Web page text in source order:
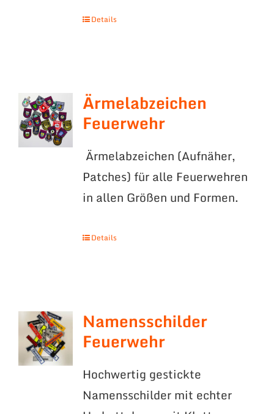
Details
Ärmelabzeichen
Feuerwehr
Ärmelabzeichen (Aufnäher,
Patches) für alle Feuerwehren
in allen Größen und Formen.
Details
Namensschilder
Feuerwehr
Hochwertig gestickte
Namensschilder mit echter